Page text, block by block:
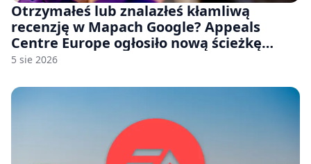
Otrzymałeś lub znalazłeś kłamliwą
recenzję w Mapach Google? Appeals
Centre Europe ogłosiło nową ścieżkę
odwoławczą dla firm i konsumentów
5 sie 2026